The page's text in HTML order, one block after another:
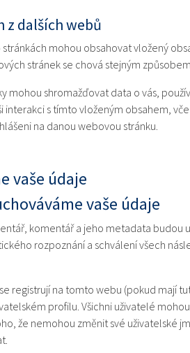
z dalších webů
mohou obsahovat vložený
stránek se chová stejným
mohou shromažďovat data o vás,
interakci s tímto vloženým obsahem,
na danou webovou stránku.
vaše údaje
vaše údaje
komentář a jeho metadata budou
rozpoznání a schválení všech
registrují na tomto webu (pokud mají
profilu. Všichni uživatelé
že nemohou změnit své uživatelské